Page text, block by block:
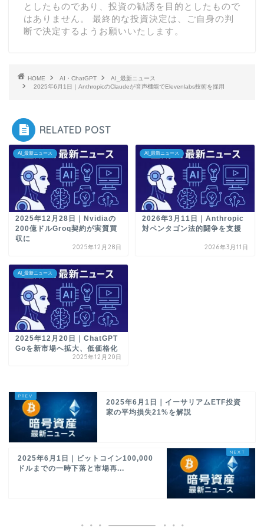
としたものであり、投資の勧誘を目的としたもので
はありません。 最終的な投資決定は、ご自身の判
断で決定するようお願いいたします。
HOME AI・ChatGPT
AI_最新ニュース
2025年6月1日｜AnthropicのClaudeが音声機能でElevenlabs技術を採用
RELATED POST
AI_最新ニュース
2025年12月28日｜Nvidiaの
200億ドルGroq契約が実質買
収に
2025年12月28日
AI_最新ニュース
2026年3月11日｜Anthropic
対ペンタゴン法的闘争を支援
2026年3月11日
AI_最新ニュース
2025年12月20日｜ChatGPT
Goを新市場へ拡大、低価格化
2025年12月20日
2025年6月1日｜イーサリアムETF投資
家の平均損失21%を解説
2025年6月1日｜ビットコイン100,000
ドルまでの一時下落と市場再...